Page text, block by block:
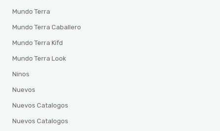
Mundo Terra
Mundo Terra Caballero
Mundo Terra Kifd
Mundo Terra Look
Ninos
Nuevos
Nuevos Catalogos
Nuevos Catalogos